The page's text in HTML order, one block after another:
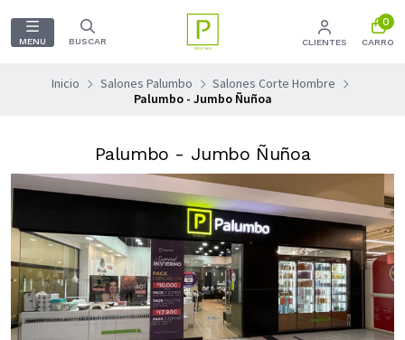
MENU BUSCAR CLIENTES
0
CARRO
Inicio Salones Palumbo
Salones Corte Hombre
Palumbo - Jumbo Ñuñoa
Palumbo - Jumbo Ñuñoa